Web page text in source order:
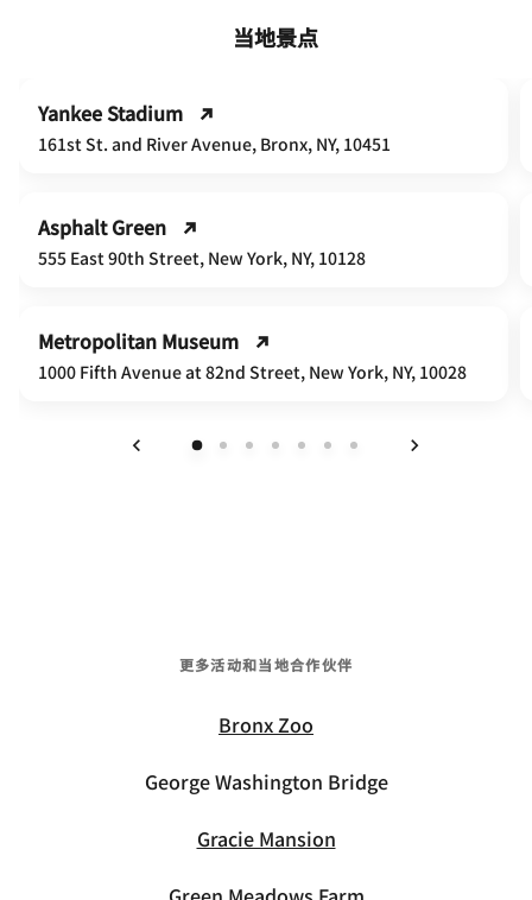
当地景点
Yankee Stadium
161st St. and River Avenue, Bronx, NY, 10451
Asphalt Green
555 East 90th Street, New York, NY, 10128
Metropolitan Museum
1000 Fifth Avenue at 82nd Street, New York, NY, 10028
更多活动和当地合作伙伴
Bronx Zoo
George Washington Bridge
Gracie Mansion